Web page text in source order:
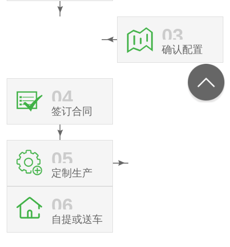
03
确认配置
04
签订合同
05
定制生产
06
自提或送车